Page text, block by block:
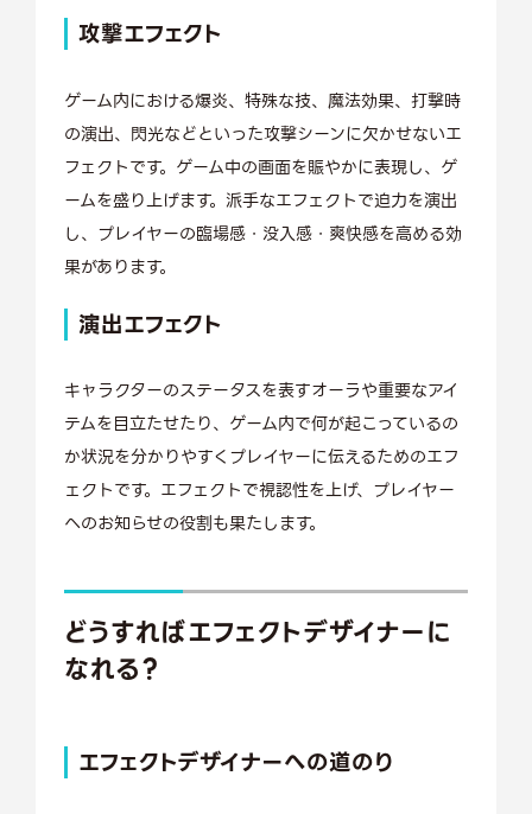
攻撃エフェクト
ゲーム内における爆炎、特殊な技、魔法効果、打撃時
の演出、閃光などといった攻撃シーンに欠かせないエ
フェクトです。ゲーム中の画面を賑やかに表現し、ゲ
ームを盛り上げます。派手なエフェクトで迫力を演出
し、プレイヤーの臨場感・没入感・爽快感を高める効
果があります。
演出エフェクト
キャラクターのステータスを表すオーラや重要なアイ
テムを目立たせたり、ゲーム内で何が起こっているの
か状況を分かりやすくプレイヤーに伝えるためのエフ
ェクトです。エフェクトで視認性を上げ、プレイヤー
へのお知らせの役割も果たします。
どうすればエフェクトデザイナーに
なれる？
エフェクトデザイナーへの道のり